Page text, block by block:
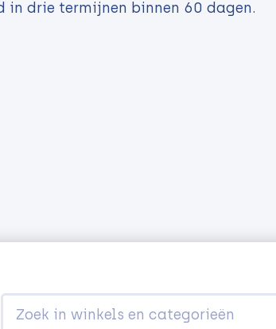
drie termijnen binnen 60 dagen.